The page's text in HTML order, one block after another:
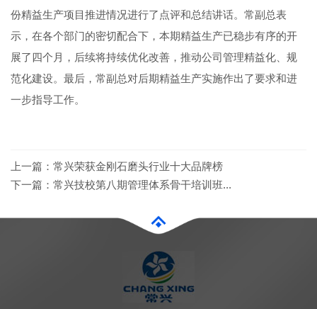
份精益生产项目推进情况进行了点评和总结讲话。常副总表
示，在各个部门的密切配合下，本期精益生产已稳步有序的开
展了四个月，后续将持续优化改善，推动公司管理精益化、规
范化建设。最后，常副总对后期精益生产实施作出了要求和进
一步指导工作。
上一篇： 常兴荣获金刚石磨头行业十大品牌榜
下一篇： 常兴技校第八期管理体系骨干培训班...